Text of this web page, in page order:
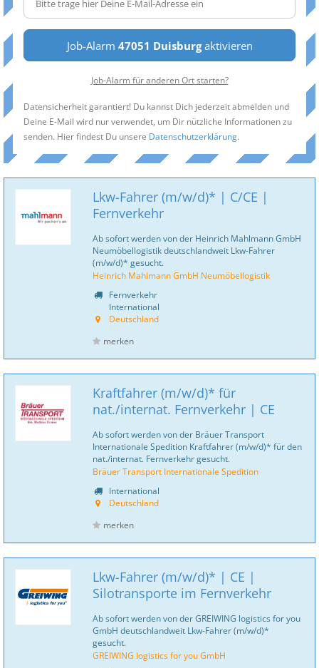
Job-Alarm 47051 Duisburgaktivieren
Job-Alarm für anderen Ort starten?
Datensicherheit garantiert! Du kannst Dich jederzeit abmelden und
Deine E-Mail wird nur verwendet, um Dir nützliche Informationen zu
senden. Hier findest Du unsere Datenschutzerklärung.
Lkw-Fahrer (m/w/d)* | C/CE |
Fernverkehr
Ab sofort werden von der Heinrich Mahlmann GmbH
Neumöbellogistik deutschlandweit Lkw-Fahrer
(m/w/d)* gesucht.
Heinrich Mahlmann GmbH Neumöbellogistik
Fernverkehr
International
Deutschland
merken
Kraftfahrer (m/w/d)* für
nat./internat. Fernverkehr | CE
Ab sofort werden von der Bräuer Transport
Internationale Spedition Kraftfahrer (m/w/d)* für den
nat./internat. Fernverkehr gesucht.
Bräuer Transport Internationale Spedition
International
Deutschland
merken
Lkw-Fahrer (m/w/d)* | CE |
Silotransporte im Fernverkehr
Ab sofort werden von der GREIWING logistics for you
GmbH deutschlandweit Lkw-Fahrer (m/w/d)*
gesucht.
GREIWING logistics for you GmbH